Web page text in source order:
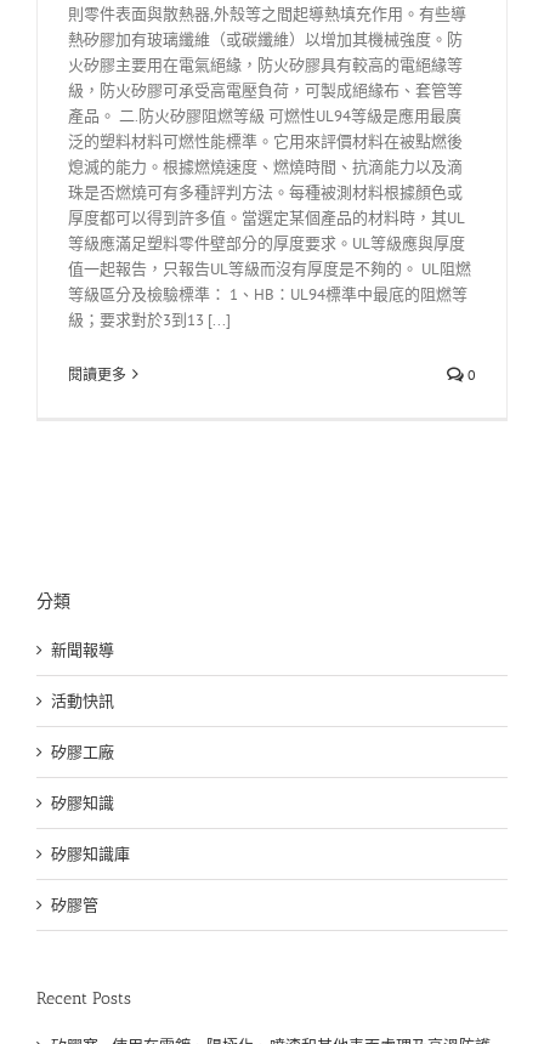
則零件表面與散熱器,外殼等之間起導熱填充作用。有些導
熱矽膠加有玻璃纖維（或碳纖維）以增加其機械強度。防
火矽膠主要用在電氣絕緣，防火矽膠具有較高的電絕緣等
級，防火矽膠可承受高電壓負荷，可製成絕緣布、套管等
產品。 二.防火矽膠阻燃等級 可燃性UL94等級是應用最廣
泛的塑料材料可燃性能標準。它用來評價材料在被點燃後
熄滅的能力。根據燃燒速度、燃燒時間、抗滴能力以及滴
珠是否燃燒可有多種評判方法。每種被測材料根據顏色或
厚度都可以得到許多值。當選定某個產品的材料時，其UL
等級應滿足塑料零件壁部分的厚度要求。UL等級應與厚度
值一起報告，只報告UL等級而沒有厚度是不夠的。 UL阻燃
等級區分及檢驗標準： 1、HB：UL94標準中最底的阻燃等
級；要求對於3到13 [...]
閱讀更多 0
分類
新聞報導
活動快訊
矽膠工廠
矽膠知識
矽膠知識庫
矽膠管
Recent Posts